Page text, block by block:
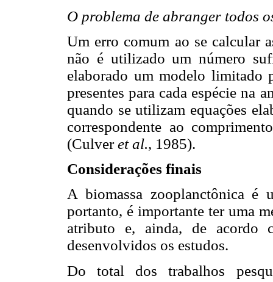
O problema de abranger todos
Um erro comum ao se calcular
não é utilizado um número
elaborado um modelo limitado
presentes para cada espécie na
quando se utilizam equações
correspondente ao
(Culveret al., 1985).
Considerações finais
A biomassa zooplanctônica é
portanto, é importante ter uma
atributo e, ainda, de acordo
desenvolvidos os estudos.
Do total dos trabalhos